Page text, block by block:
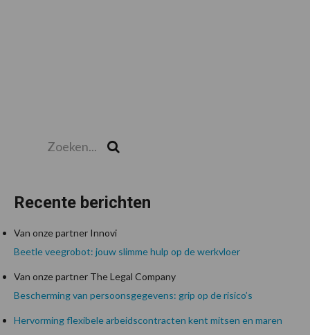
Recente berichten
Van onze partner Innovi
Beetle veegrobot: jouw slimme hulp op de werkvloer
Van onze partner The Legal Company
Bescherming van persoonsgegevens: grip op de risico’s
Hervorming flexibele arbeidscontracten kent mitsen en maren